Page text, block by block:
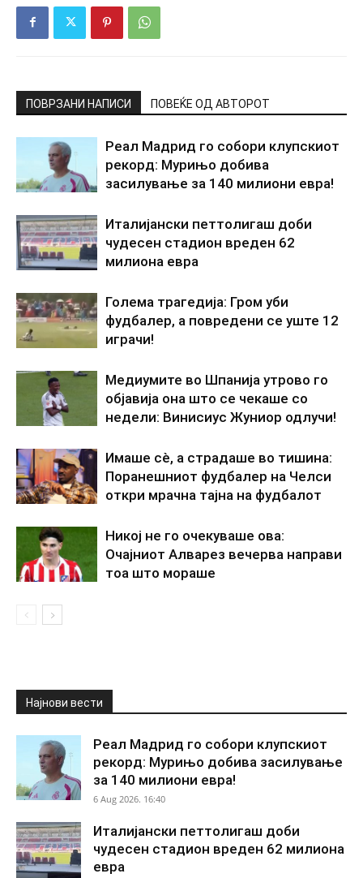
ПОВРЗАНИ НАПИСИ ПОВЕЌЕ ОД АВТОРОТ
Реал Мадрид го собори клупскиот
рекорд: Мурињо добива
засилување за 140 милиони евра!
Италијански петтолигаш доби
чудесен стадион вреден 62
милиона евра
Голема трагедија: Гром уби
фудбалер, а повредени се уште 12
играчи!
Медиумите во Шпанија утрово го
објавија она што се чекаше со
недели: Винисиус Жуниор одлучи!
Имаше сè, а страдаше во тишина:
Поранешниот фудбалер на Челси
откри мрачна тајна на фудбалот
Никој не го очекуваше ова:
Очајниот Алварез вечерва направи
тоа што мораше
Најнови вести
Реал Мадрид го собори клупскиот
рекорд: Мурињо добива засилување
за 140 милиони евра!
6 Aug 2026. 16:40
Италијански петтолигаш доби
чудесен стадион вреден 62 милиона
евра